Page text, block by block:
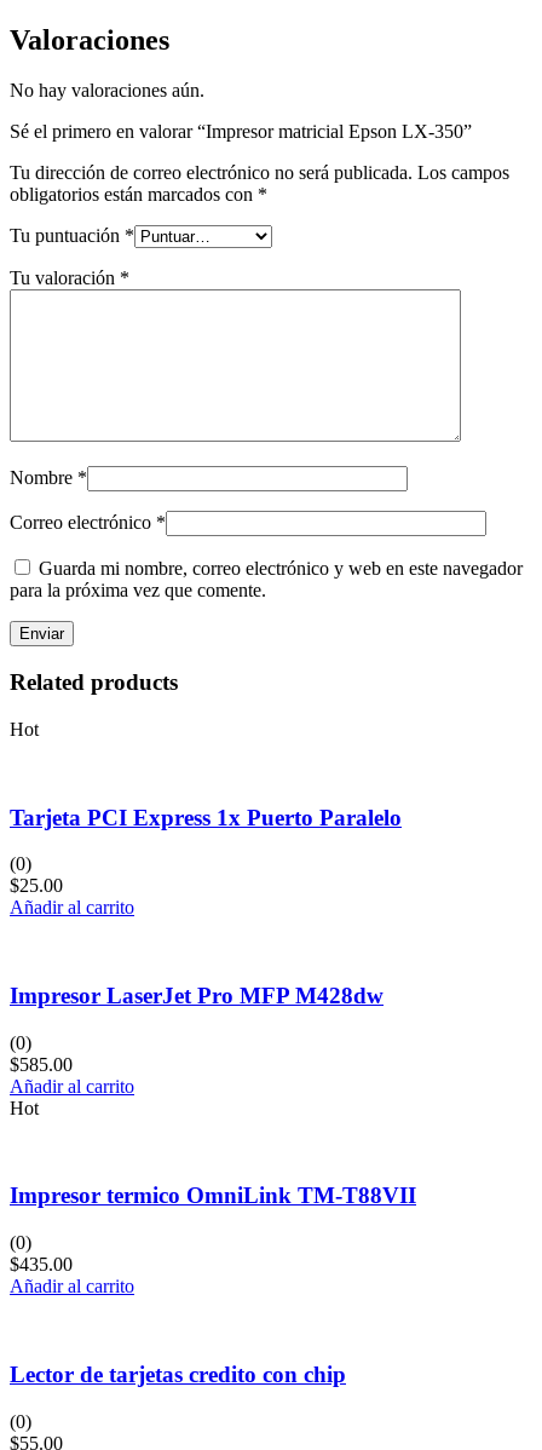
Valoraciones
No hay valoraciones aún.
Sé el primero en valorar “Impresor matricial Epson LX-350”
Tu dirección de correo electrónico no será publicada. Los campos
obligatorios están marcados con *
Tu puntuación *
Tu valoración *
Nombre *
Correo electrónico *
Guarda mi nombre, correo electrónico y web en este navegador
para la próxima vez que comente.
Related products
Hot
Tarjeta PCI Express 1x Puerto Paralelo
(0)
$25.00
Añadir al carrito
Impresor LaserJet Pro MFP M428dw
(0)
$585.00
Añadir al carrito
Hot
Impresor termico OmniLink TM-T88VII
(0)
$435.00
Añadir al carrito
Lector de tarjetas credito con chip
(0)
$55.00